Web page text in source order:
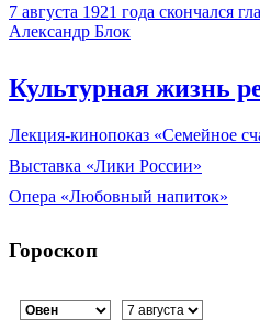
7 августа 1921 года скончался
Александр Блок
Культурная жизнь
Лекция-кинопоказ «Семейное
Выставка «Лики России»
Опера «Любовный напиток»
Гороскоп